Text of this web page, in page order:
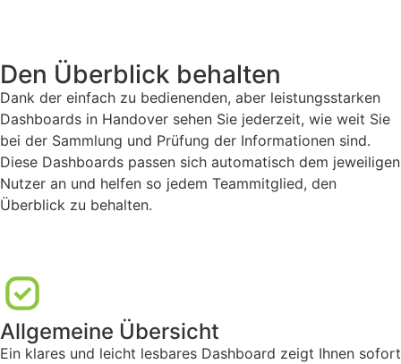
Den Überblick behalten
Dank der einfach zu bedienenden, aber leistungsstarken
Dashboards in Handover sehen Sie jederzeit, wie weit Sie
bei der Sammlung und Prüfung der Informationen sind.
Diese Dashboards passen sich automatisch dem jeweiligen
Nutzer an und helfen so jedem Teammitglied, den
Überblick zu behalten.
Allgemeine Übersicht
Ein klares und leicht lesbares Dashboard zeigt Ihnen sofort